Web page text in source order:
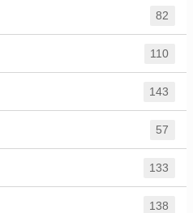
82
110
143
57
133
138